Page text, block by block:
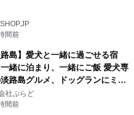
間前
路島】愛犬と一緒に過ごせる宿
緒に泊まり、一緒にご飯 愛犬専
路島グルメ、ドッグランにミニ
グランピングとトレーラーハウ
施設で
社ぷらど
間前